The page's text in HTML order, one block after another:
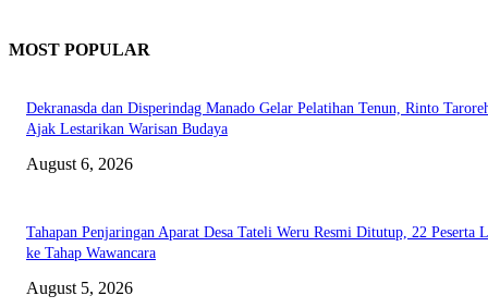
MOST POPULAR
Dekranasda dan Disperindag Manado Gelar Pelatihan Tenun, Rinto
Ajak Lestarikan Warisan Budaya
August 6, 2026
Tahapan Penjaringan Aparat Desa Tateli Weru Resmi Ditutup, 22 Peserta
ke Tahap Wawancara
August 5, 2026